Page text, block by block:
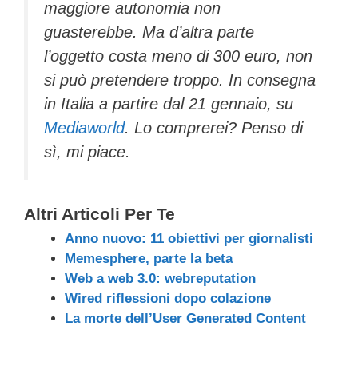
maggiore autonomia non
guasterebbe. Ma d’altra parte
l’oggetto costa meno di 300 euro, non
si può pretendere troppo. In consegna
in Italia a partire dal 21 gennaio, su
Mediaworld. Lo comprerei? Penso di
sì, mi piace.
Altri Articoli Per Te
Anno nuovo: 11 obiettivi per giornalisti
Memesphere, parte la beta
Web a web 3.0: webreputation
Wired riflessioni dopo colazione
La morte dell’User Generated Content